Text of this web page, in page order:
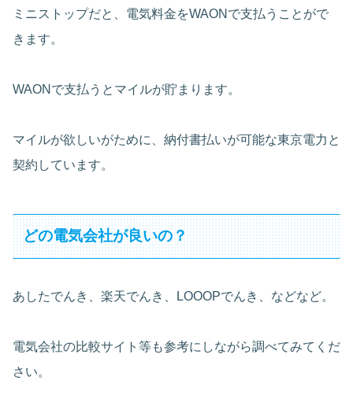
ミニストップだと、電気料金をWAONで支払うことがで
きます。
WAONで支払うとマイルが貯まります。
マイルが欲しいがために、納付書払いが可能な東京電力と
契約しています。
どの電気会社が良いの？
あしたでんき、楽天でんき、LOOOPでんき、などなど。
電気会社の比較サイト等も参考にしながら調べてみてくだ
さい。